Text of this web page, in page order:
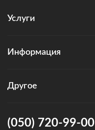
Услуги
Информация
Другое
(050) 720-99-00